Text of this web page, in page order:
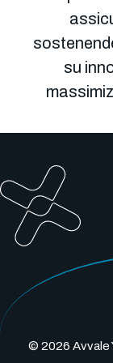
su
© 2026 Avvale